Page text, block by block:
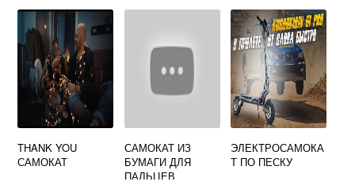
THANK YOU
САМОКАТ
САМОКАТ ИЗ
БУМАГИ ДЛЯ
ПАЛЬЦЕВ
ЭЛЕКТРОСАМОКА
Т ПО ПЕСКУ